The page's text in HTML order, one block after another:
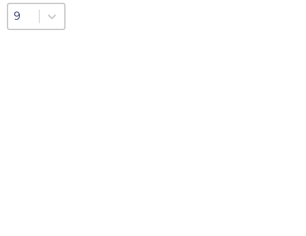
Sélectionnez un nombre par page
9
Sélectionnez un nombre par page